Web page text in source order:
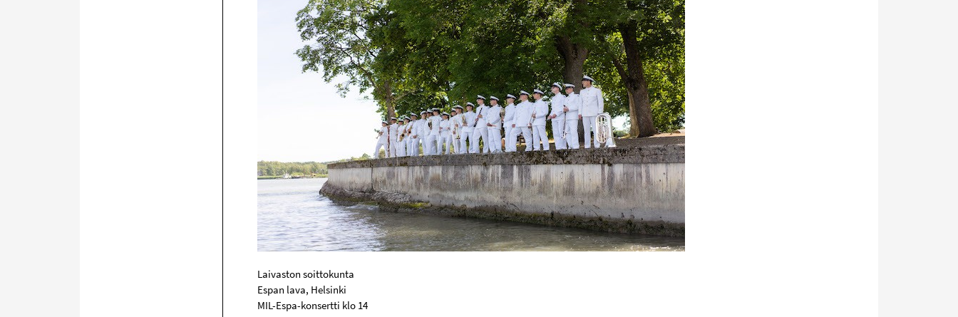
Laivaston soittokunta
Espan lava, Helsinki
MIL-Espa-konsertti klo 14